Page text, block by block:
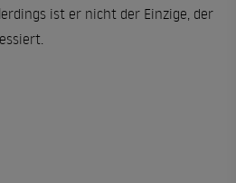
ist er nicht der Einzige, der